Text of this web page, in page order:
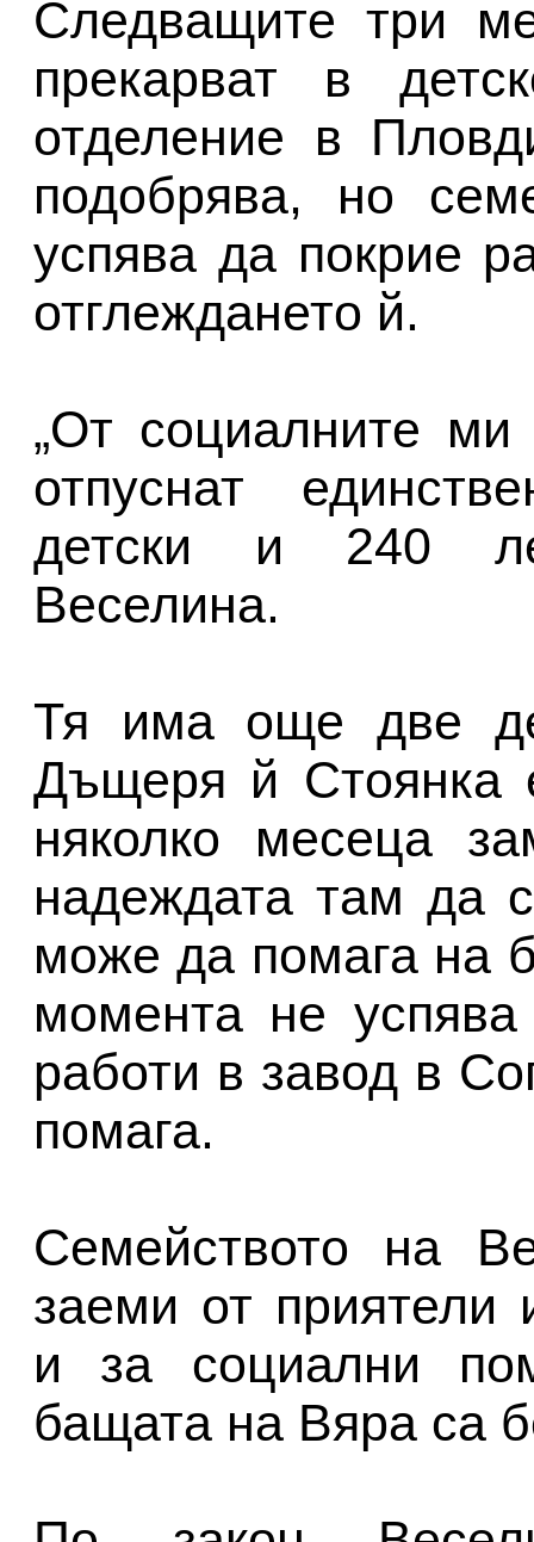
Следващите три
прекарват в
отделение в
подобрява, но
успява да покрие
отглеждането й.
„От социалните
отпуснат
детски и 240
Веселина.
Тя има още две
Дъщеря й Стоянка
няколко месеца
надеждата там да
може да помага на
момента не
работи в завод в
помага.
Семейството на
заеми от приятели
и за социални
бащата на Вяра са